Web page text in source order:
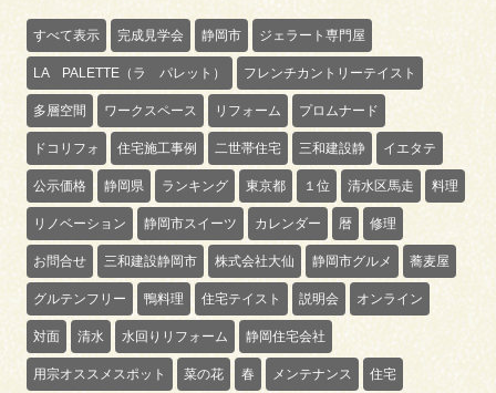
すべて表示 完成見学会 静岡市 ジェラート専門屋
LA PALETTE（ラ パレット） フレンチカントリーテイスト
多層空間 ワークスペース リフォーム プロムナード
ドコリフォ 住宅施工事例 二世帯住宅 三和建設静 イエタテ
公示価格 静岡県 ランキング 東京都 １位 清水区馬走 料理
リノベーション 静岡市スイーツ カレンダー 暦 修理
お問合せ 三和建設静岡市 株式会社大仙 静岡市グルメ 蕎麦屋
グルテンフリー 鴨料理 住宅テイスト 説明会 オンライン
対面 清水 水回りリフォーム 静岡住宅会社
用宗オススメスポット 菜の花 春 メンテナンス 住宅